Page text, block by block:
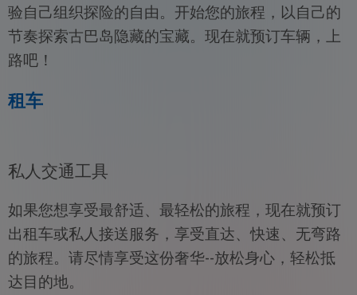
验自己组织探险的自由。开始您的旅程，以自己的
节奏探索古巴岛隐藏的宝藏。现在就预订车辆，上
路吧！
租车
私人交通工具
如果您想享受最舒适、最轻松的旅程，现在就预订
出租车或私人接送服务，享受直达、快速、无弯路
的旅程。请尽情享受这份奢华--放松身心，轻松抵
达目的地。